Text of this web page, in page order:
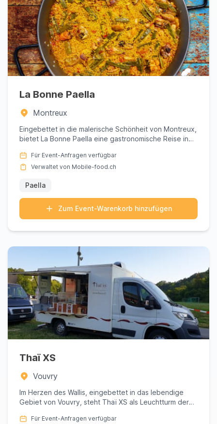
La Bonne Paella
Montreux
Eingebettet in die malerische Schönheit von Montreux,
bietet La Bonne Paella eine gastronomische Reise in
Für Event-Anfragen verfügbar
Verwaltet von Mobile-food.ch
Paella
Zum Event-Warenkorb hinzufügen
Thaï XS
Vouvry
Im Herzen des Wallis, eingebettet in das lebendige
Gebiet von Vouvry, steht Thaï XS als Leuchtturm der
Für Event-Anfragen verfügbar